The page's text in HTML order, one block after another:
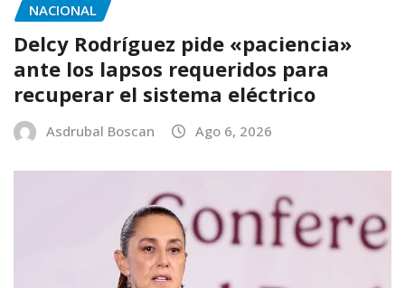
NACIONAL
Delcy Rodríguez pide «paciencia»
ante los lapsos requeridos para
recuperar el sistema eléctrico
Asdrubal Boscan Ago 6, 2026